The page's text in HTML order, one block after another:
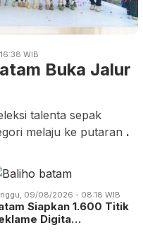
WIB
Buka Jalur
talenta sepak
melaju ke putaran .
09/08/2026 - 08:18 WIB
Siapkan 1.600 Titik
Digita…